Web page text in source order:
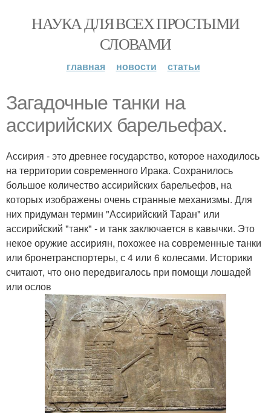
НАУКА ДЛЯ ВСЕХ ПРОСТЫМИ
СЛОВАМИ
главная новости статьи
Загадочные танки на
ассирийских барельефах.
Ассирия - это древнее государство, которое находилось
на территории современного Ирака. Сохранилось
большое количество ассирийских барельефов, на
которых изображены очень странные механизмы. Для
них придуман термин "Ассирийский Таран" или
ассирийский "танк" - и танк заключается в кавычки. Это
некое оружие ассириян, похожее на современные танки
или бронетранспортеры, с 4 или 6 колесами. Историки
считают, что оно передвигалось при помощи лошадей
или ослов